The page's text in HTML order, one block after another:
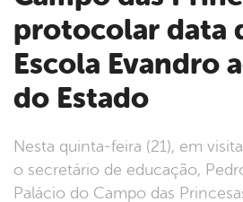
protocolar data
Escola Evandro
do Estado
Nesta quinta-feira (21), em visita a cidade do Recife,
o secretário de educação,
Palácio do Campo das